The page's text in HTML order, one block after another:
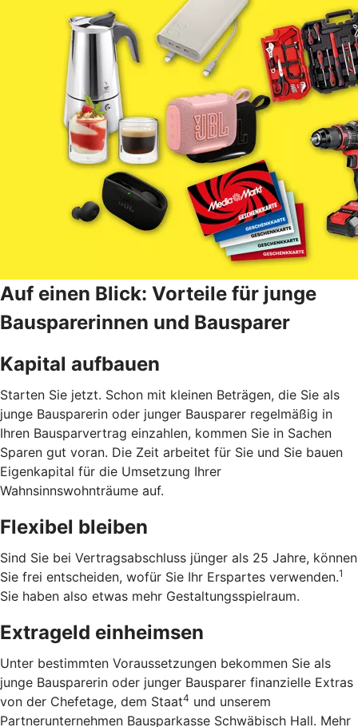
Auf einen Blick: Vorteile für junge
Bausparerinnen und Bausparer
Kapital aufbauen
Starten Sie jetzt. Schon mit kleinen Beträgen, die Sie als
junge Bausparerin oder junger Bausparer regelmäßig in
Ihren Bausparvertrag einzahlen, kommen Sie in Sachen
Sparen gut voran. Die Zeit arbeitet für Sie und Sie bauen
Eigenkapital für die Umsetzung Ihrer
Wahnsinnswohnträume auf.
Flexibel bleiben
Sind Sie bei Vertragsabschluss jünger als 25 Jahre, können
Sie frei entscheiden, wofür Sie Ihr Erspartes verwenden.1
Sie haben also etwas mehr Gestaltungsspielraum.
Extrageld einheimsen
Unter bestimmten Voraussetzungen bekommen Sie als
junge Bausparerin oder junger Bausparer finanzielle Extras
von der Chefetage, dem Staat4 und unserem
Partnerunternehmen Bausparkasse Schwäbisch Hall. Mehr